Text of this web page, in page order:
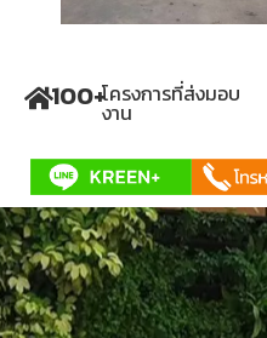
100+โครงการที่ส่งมอบ
งาน